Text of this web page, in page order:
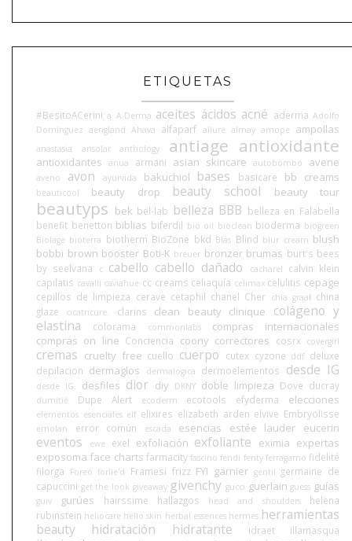
ETIQUETAS
#BesitoACerini a A-Derma aceites ácidos acné aderma Adolfo
Domínguez aengland Ahava alfaparf allure almay amope ampollas
anastasia ansolar anthology antiage antioxidante
antioxidantes anua armani asian skincare autobombo avene
aveno avon ayurvida bakuchiol bases basicare bb creams
beauticool beauty drop beauty school beauty tour
beautyps bek bel-lab belleza BBB belleza en Falabella
benefit benetton biblias biferdil bio oil bioclean bioderma biogreen
Biolage bioterra biotherm BioZone bkd Blas Blind blur cream blush
bobbi brown booster Boti-K breuer bronzer brumas burt's bees
by seelvana
c cabello cabello dañado cacharel
calvin klein
capilatis cavalli caviahue cc creams celiaquía celimax celulitis cepage
cepillos de limpieza cerave cetaphil chanel Cher chia graal china
glaze
cicatricure. clarins clean beauty clinique
colágeno y
elastina
colorama commonlabs
compras internacionales
compras on line Conciencia coony correctores cosrx covergirl
cremas cruelty free cuello cuerpo cutex cyzone ddf deluxe
depilacion dermaglos dermalogica dermoelementos desde IG
desde IG. desfiles dior diy DKNY doble limpieza Dove ducray
dumitié Dupe Alert ecoderm ecotools efyderma elecciones
elementos esenciales elf elixires elizabeth arden elvive Embryolisse
emolan error común escada esencias estée lauder eucerin
eventos ewe exel exfoliación exfoliante eximia expertas
exposoma face charts farmacity fascino fendi fenty ferragamo fidelité
filorga
Foreo forlle'd Framesi frizz FYI garnier gentil germaine de
capuccini get the look giveaway givenchy gucci guerlain guess guías
guiv gurúes hairssime hallazgos head and shoulders
helena
rubinstein heliocare hello skin herbal essences hermes herramientas
beauty
hidratación hidratante idraet illamasqua